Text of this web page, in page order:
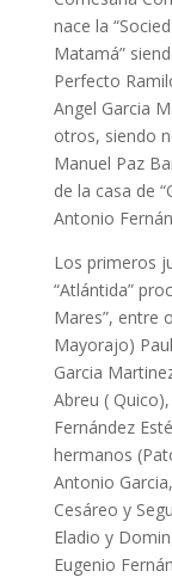
nace la
Matamá”
Perfecto
Angel Garcia
otros, siendo
Manuel Paz
de la casa de
Antonio
Los primeros
“Atlántida”
Mares”, entre
Mayorajo)
Garcia
Abreu (
Fernández
hermanos
Antonio
Cesáreo y
Eladio y
Eugenio